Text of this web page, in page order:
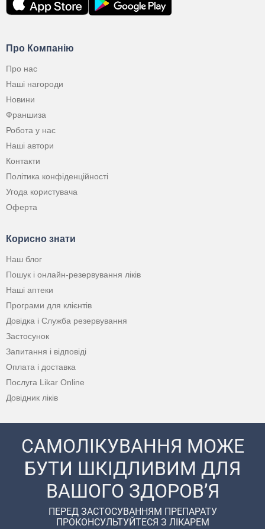
Про Компанію
Про нас
Наші нагороди
Новини
Франшиза
Робота у нас
Наші автори
Контакти
Політика конфіденційності
Угода користувача
Оферта
Корисно знати
Наш блог
Пошук і онлайн-резервування ліків
Наші аптеки
Програми для клієнтів
Довідка і Служба резервування
Застосунок
Запитання і відповіді
Оплата і доставка
Послуга Likar Online
Довідник ліків
САМОЛІКУВАННЯ МОЖЕ
БУТИ ШКІДЛИВИМ ДЛЯ
ВАШОГО ЗДОРОВ’Я
ПЕРЕД ЗАСТОСУВАННЯМ ПРЕПАРАТУ
ПРОКОНСУЛЬТУЙТЕСЯ З ЛІКАРЕМ